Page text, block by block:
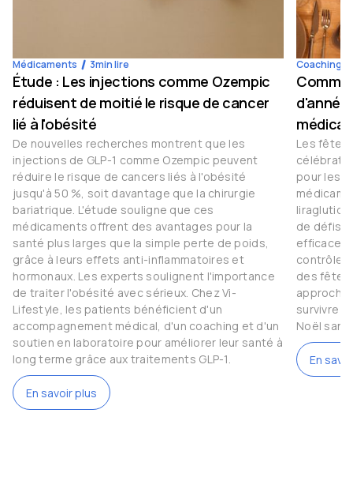
Médicaments 3min lire
Étude : Les injections comme Ozempic
réduisent de moitié le risque de cancer
lié à l'obésité
De nouvelles recherches montrent que les
injections de GLP-1 comme Ozempic peuvent
réduire le risque de cancers liés à l'obésité
jusqu'à 50 %, soit davantage que la chirurgie
bariatrique. L'étude souligne que ces
médicaments offrent des avantages pour la
santé plus larges que la simple perte de poids,
grâce à leurs effets anti-inflammatoires et
hormonaux. Les experts soulignent l'importance
de traiter l'obésité avec sérieux. Chez Vi-
Lifestyle, les patients bénéficient d'un
accompagnement médical, d'un coaching et d'un
soutien en laboratoire pour améliorer leur santé à
long terme grâce aux traitements GLP-1.
En savoir plus
Coaching
Les fêtes
pour les
de défis.
efficaces
contrôler
des fêtes
approche
survivre
Noël
En